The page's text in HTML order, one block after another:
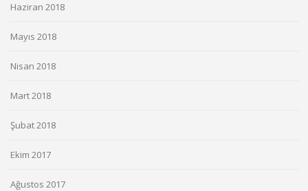
Haziran 2018
Mayıs 2018
Nisan 2018
Mart 2018
Şubat 2018
Ekim 2017
Ağustos 2017